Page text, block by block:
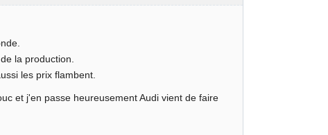
la production.
les prix flambent.
et j'en passe heureusement Audi vient de faire